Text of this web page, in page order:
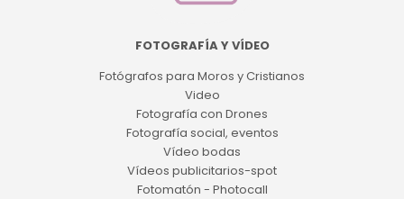
FOTOGRAFÍA Y VÍDEO
Fotógrafos para Moros y Cristianos
Video
Fotografía con Drones
Fotografía social, eventos
Vídeo bodas
Vídeos publicitarios-spot
Fotomatón - Photocall